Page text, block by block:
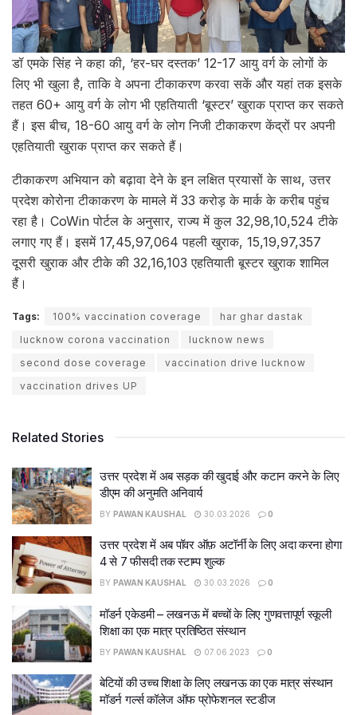
डॉ एमके सिंह ने कहा की, ‘हर-घर दस्तक’ 12-17 आयु वर्ग के लोगों के
लिए भी खुला है, ताकि वे अपना टीकाकरण करवा सकें और यहां तक इसके
तहत 60+ आयु वर्ग के लोग भी एहतियाती ‘बूस्टर’ खुराक प्राप्त कर सकते
हैं। इस बीच, 18-60 आयु वर्ग के लोग निजी टीकाकरण केंद्रों पर अपनी
एहतियाती खुराक प्राप्त कर सकते हैं।
टीकाकरण अभियान को बढ़ावा देने के इन लक्षित प्रयासों के साथ, उत्तर
प्रदेश कोरोना टीकाकरण के मामले में 33 करोड़ के मार्क के करीब पहुंच
रहा है। CoWin पोर्टल के अनुसार, राज्य में कुल 32,98,10,524 टीके
लगाए गए हैं। इसमें 17,45,97,064 पहली खुराक, 15,19,97,357
दूसरी खुराक और टीके की 32,16,103 एहतियाती बूस्टर खुराक शामिल
हैं।
Tags: 100% vaccination coverage
har ghar dastak
lucknow corona vaccination
lucknow news
second dose coverage
vaccination drive lucknow
vaccination drives UP
Related Stories
उत्तर प्रदेश में अब सड़क की खुदाई और कटान करने के लिए
डीएम की अनुमति अनिवार्य
BY PAWAN KAUSHAL 30.03.2026 0
उत्तर प्रदेश में अब पॉवर ऑफ़ अटॉर्नी के लिए अदा करना होगा
4 से 7 फीसदी तक स्टाम्प शुल्क
BY PAWAN KAUSHAL 30.03.2026 0
मॉडर्न एकेडमी – लखनऊ में बच्चों के लिए गुणवत्तापूर्ण स्कूली
शिक्षा का एक मात्र प्रतिष्ठित संस्थान
BY PAWAN KAUSHAL 07.06.2023 0
बेटियों की उच्च शिक्षा के लिए लखनऊ का एक मात्र संस्थान
मॉडर्न गर्ल्स कॉलेज ऑफ प्रोफेशनल स्टडीज